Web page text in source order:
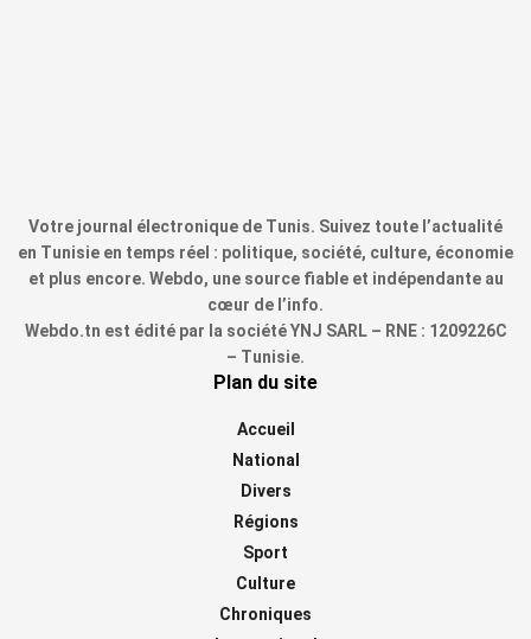
Votre journal électronique de Tunis. Suivez toute l’actualité
en Tunisie en temps réel : politique, société, culture, économie
et plus encore. Webdo, une source fiable et indépendante au
cœur de l’info.
Webdo.tn est édité par la société YNJ SARL – RNE : 1209226C
– Tunisie.
Plan du site
Accueil
National
Divers
Régions
Sport
Culture
Chroniques